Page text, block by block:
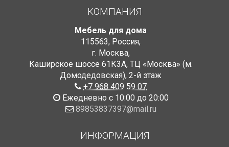
КОМПАНИЯ
Мебель для дома
115563, Россия,
г. Москва,
Каширское шоссе 61К3А, ТЦ «Москва» (м.
Домодедовская), 2-й этаж
+7 968 409 59 07
Ежедневно с 10:00 до 20:00
89853837397@mail.ru
ИНФОРМАЦИЯ